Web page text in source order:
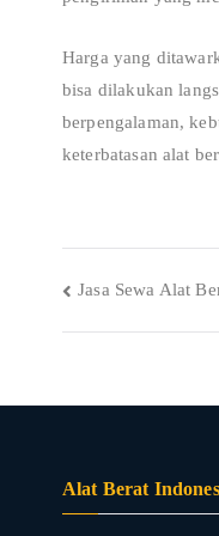
Harga yang
bisa dilakukan
berpengalaman,
keterbatasan alat
Post
Jasa Sewa Alat
Alat Berat